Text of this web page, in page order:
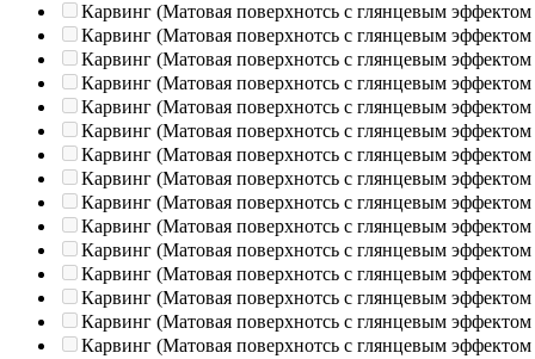
Карвинг (Матовая поверхнотсь с глянцевым эффектом
Карвинг (Матовая поверхнотсь с глянцевым эффектом
Карвинг (Матовая поверхнотсь с глянцевым эффектом
Карвинг (Матовая поверхнотсь с глянцевым эффектом
Карвинг (Матовая поверхнотсь с глянцевым эффектом
Карвинг (Матовая поверхнотсь с глянцевым эффектом
Карвинг (Матовая поверхнотсь с глянцевым эффектом
Карвинг (Матовая поверхнотсь с глянцевым эффектом
Карвинг (Матовая поверхнотсь с глянцевым эффектом
Карвинг (Матовая поверхнотсь с глянцевым эффектом
Карвинг (Матовая поверхнотсь с глянцевым эффектом
Карвинг (Матовая поверхнотсь с глянцевым эффектом
Карвинг (Матовая поверхнотсь с глянцевым эффектом
Карвинг (Матовая поверхнотсь с глянцевым эффектом
Карвинг (Матовая поверхнотсь с глянцевым эффектом